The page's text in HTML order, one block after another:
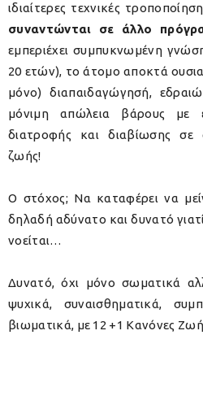
ιδιαίτερες τεχνικές
συναντώνται σε άλλο
εμπεριέχει συμπυκνωμένη
20 ετών), το άτομο αποκτά
μόνο) διαπαιδαγώγησή,
μόνιμη απώλεια βάρους με
διατροφής και διαβίωσης σε
ζωής!
Ο στόχος; Να καταφέρει να
δηλαδή αδύνατο και δυνατό
νοείται…
Δυνατό, όχι μόνο σωματικά
ψυχικά, συναισθηματικά,
βιωματικά, με 12 +1 Κανόνες